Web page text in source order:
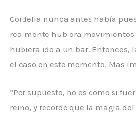
Cordelia nunca antes había
realmente hubiera movimientos
hubiera ido a un bar. Entonces,
el caso en este momento. Mas
“Por supuesto, no es como si
reino, y recordé que la magia